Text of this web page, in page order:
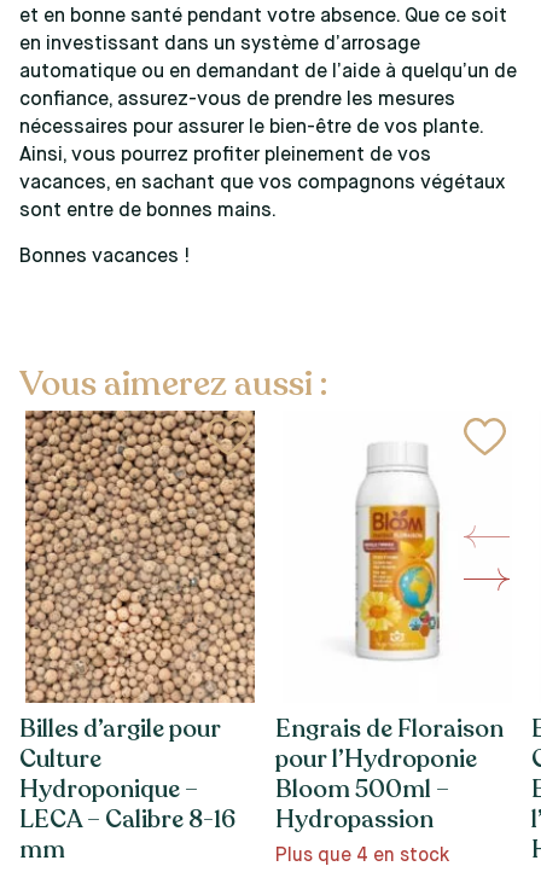
et en bonne santé pendant votre absence. Que ce soit
en investissant dans un système d’arrosage
automatique ou en demandant de l’aide à quelqu’un de
confiance, assurez-vous de prendre les mesures
nécessaires pour assurer le bien-être de vos plante.
Ainsi, vous pourrez profiter pleinement de vos
vacances, en sachant que vos compagnons végétaux
sont entre de bonnes mains.
Bonnes vacances !
Vous aimerez aussi :
Billes d’argile pour
Culture
Hydroponique –
LECA – Calibre 8-16
mm
Engrais de Floraison
pour l’Hydroponie
Bloom 500ml –
Hydropassion
Plus que 4 en stock